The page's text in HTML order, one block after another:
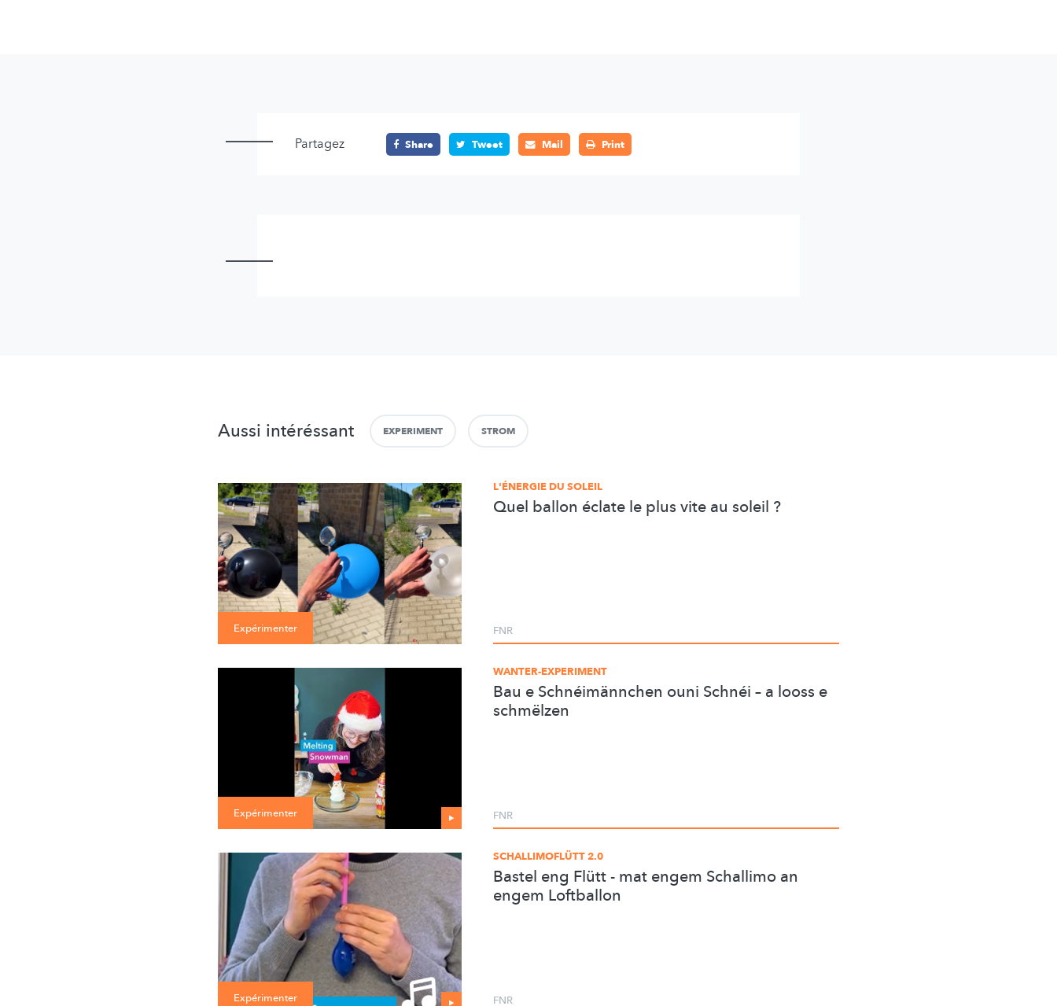
Partagez Share Tweet Mail Print
Aussi intéréssant EXPERIMENT STROM
Expérimenter
L'ÉNERGIE DU SOLEIL
Quel ballon éclate le plus vite au soleil ?
FNR
Expérimenter
WANTER-EXPERIMENT
Bau e Schnéimännchen ouni Schnéi – a looss e
schmëlzen
FNR
Expérimenter
SCHALLIMOFLÜTT 2.0
Bastel eng Flütt - mat engem Schallimo an
engem Loftballon
FNR